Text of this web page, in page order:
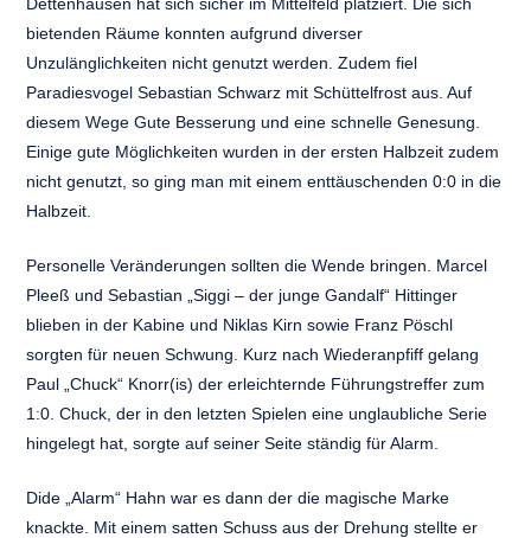
bietenden Räume konnten aufgrund diverser
Unzulänglichkeiten nicht genutzt werden. Zudem fiel
Paradiesvogel Sebastian Schwarz mit Schüttelfrost aus. Auf
diesem Wege Gute Besserung und eine schnelle Genesung.
Einige gute Möglichkeiten wurden in der ersten Halbzeit zudem
nicht genutzt, so ging man mit einem enttäuschenden 0:0 in die
Halbzeit.
Personelle Veränderungen sollten die Wende bringen. Marcel
Pleeß und Sebastian „Siggi – der junge Gandalf“ Hittinger
blieben in der Kabine und Niklas Kirn sowie Franz Pöschl
sorgten für neuen Schwung. Kurz nach Wiederanpfiff gelang
Paul „Chuck“ Knorr(is) der erleichternde Führungstreffer zum
1:0. Chuck, der in den letzten Spielen eine unglaubliche Serie
hingelegt hat, sorgte auf seiner Seite ständig für Alarm.
Dide „Alarm“ Hahn war es dann der die magische Marke
knackte. Mit einem satten Schuss aus der Drehung stellte er